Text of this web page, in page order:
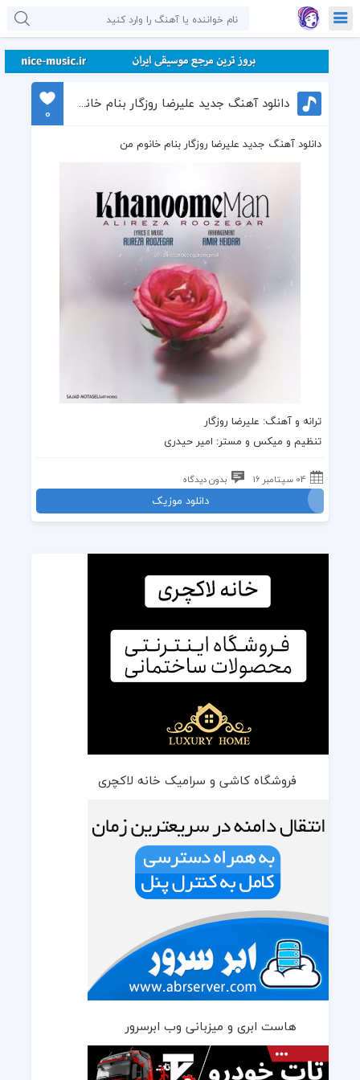
دانلود آهنگ جدید علیرضا روزگار بنام خانوم من
0
دانلود آهنگ جدید علیرضا روزگار بنام خانوم من
ترانه وآهنگ: علیرضا روزگار
تنظیم و میکس و مستر: امیر حیدری
04 سپتامبر 16 بدون دیدگاه
دانلود موزیک
فروشگاه کاشی و سرامیک خانه لاکچری
هاست ابری و میزبانی وب ابرسرور